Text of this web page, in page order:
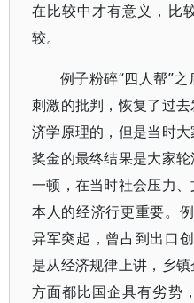
在比较中才有意义，比
较。
例子粉碎“四人帮”
刺激的批判，恢复了过
济学原理的，但是当时
奖金的最终结果是大家
一顿，在当时社会压力
本人的经济行更重要。
异军突起，曾占到出口
是从经济规律上讲，乡
方面都比国企具有劣势